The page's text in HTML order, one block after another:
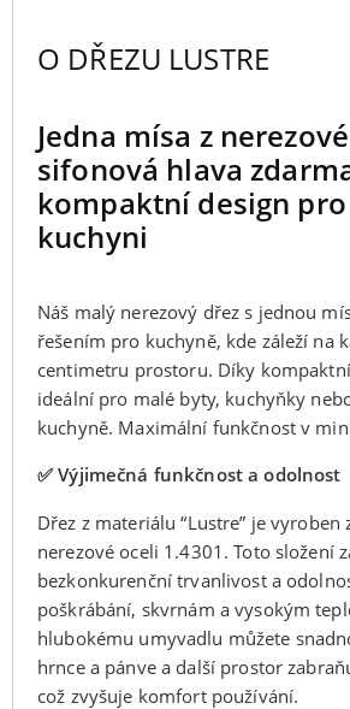
O DŘEZU LUSTRE
Jedna mísa z
sifonová hlava
kompaktní design
kuchyni
Náš malý nerezový dřez s jednou
řešením pro kuchyně, kde záleží na
centimetru prostoru. Díky
ideální pro malé byty, kuchyňky
kuchyně. Maximální funkčnost v
✅ Výjimečná funkčnost a odolnost
Dřez z materiálu “Lustre” je
nerezové oceli 1.4301. Toto složení
bezkonkurenční trvanlivost a
poškrábání, skvrnám a vysokým
hlubokému umyvadlu můžete
hrnce a pánve a další prostor
což zvyšuje komfort používání.